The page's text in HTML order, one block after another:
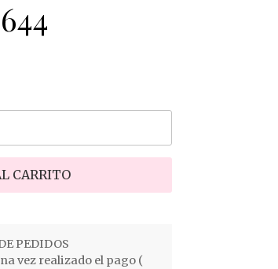
CARRITO
PEDIDOS
vez realizado el pago (